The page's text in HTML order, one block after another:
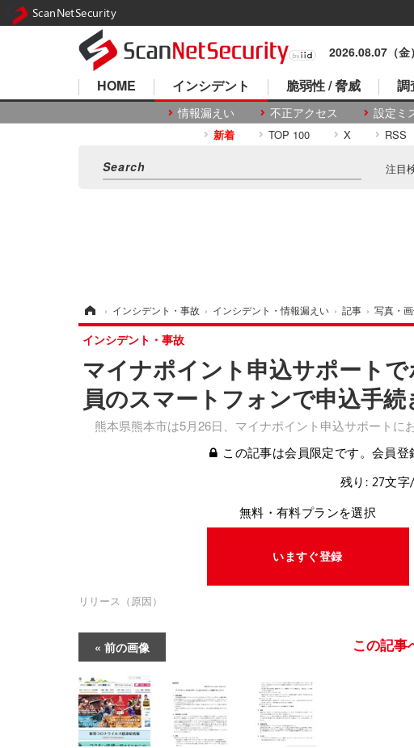
2026.08.07（金）
HOME インシデント
情報漏えい 不正アクセス 設定ミ
脆弱性 / 脅威 調
新着 TOP 100 X RSS
注目
› インシデント・事故 › インシデント・情報漏えい › 記事 › 写真・
マイナポイント申込サポート
員のスマートフォンで申込手
熊本県熊本市は5月26日、マイナポイント申込サポートに
インシデント・事故
この記事は会員限定です。会員登
残り: 27文
無料・有料プランを選択
いますぐ登録
リリース（原因）
前の画像 この記事
ScanNetSecurity